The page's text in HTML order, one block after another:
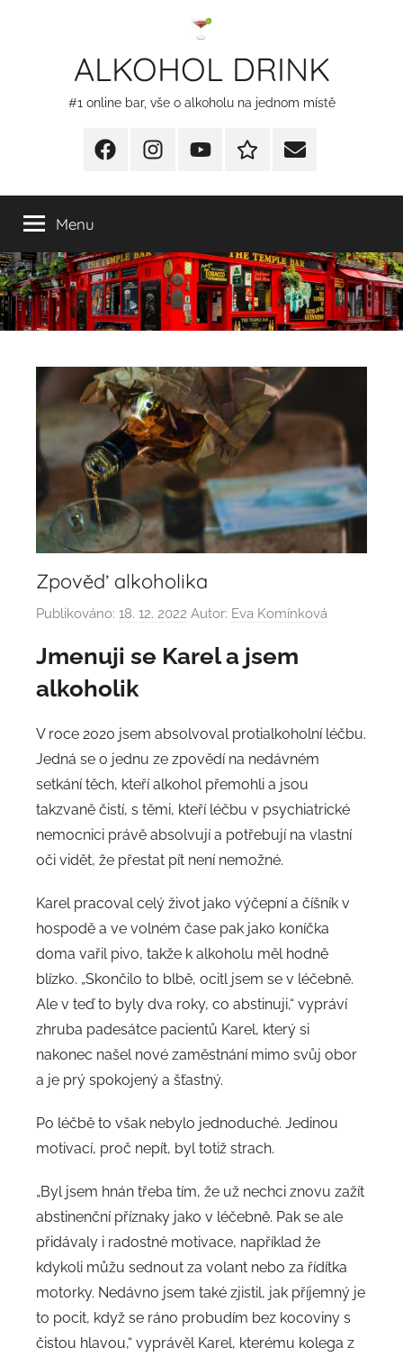
ALKOHOL DRINK
#1 online bar, vše o alkoholu na jednom místě
FacebookInstagram
YT
Redakční
E-
Menu
Zpověď alkoholika
Publikováno: 18. 12. 2022 Autor: Eva Komínková
Jmenuji se Karel a jsem
alkoholik
V roce 2020 jsem absolvoval protialkoholní léčbu.
Jedná se o jednu ze zpovědí na nedávném
setkání těch, kteří alkohol přemohli a jsou
takzvaně čistí, s těmi, kteří léčbu v psychiatrické
nemocnici právě absolvují a potřebují na vlastní
oči vidět, že přestat pít není nemožné.
Karel pracoval celý život jako výčepní a číšník v
hospodě a ve volném čase pak jako koníčka
doma vařil pivo, takže k alkoholu měl hodně
blízko. „Skončilo to blbě, ocitl jsem se v léčebně.
Ale v teď to byly dva roky, co abstinuji,“ vypráví
zhruba padesátce pacientů Karel, který si
nakonec našel nové zaměstnání mimo svůj obor
a je prý spokojený a šťastný.
Po léčbě to však nebylo jednoduché. Jedinou
motivací, proč nepít, byl totiž strach.
„Byl jsem hnán třeba tím, že už nechci znovu zažít
abstinenční příznaky jako v léčebně. Pak se ale
přidávaly i radostné motivace, například že
kdykoli můžu sednout za volant nebo za řídítka
motorky. Nedávno jsem také zjistil, jak příjemný je
to pocit, když se ráno probudím bez kocoviny s
čistou hlavou,“ vyprávěl Karel, kterému kolega z